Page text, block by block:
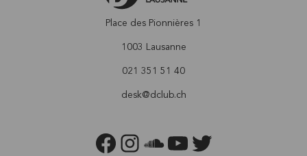
Place des Pionnières 1
1003 Lausanne
021 351 51 40
desk@dclub.ch
FACEBOOKINSTAGRAM
SOUNDCLOUD
YOUTUBETWITTER